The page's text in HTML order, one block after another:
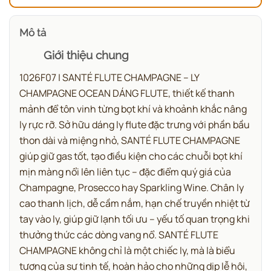
Mô tả
Giới thiệu chung
1026F07 | SANTÉ FLUTE CHAMPAGNE – LY
CHAMPAGNE OCEAN DÁNG FLUTE, thiết kế thanh
mảnh để tôn vinh từng bọt khí và khoảnh khắc nâng
ly rực rỡ.Sở hữu dáng ly flute đặc trưng với phần bầu
thon dài và miệng nhỏ, SANTÉ FLUTE CHAMPAGNE
giúp giữ gas tốt, tạo điều kiện cho các chuỗi bọt khí
mịn màng nổi lên liên tục – đặc điểm quý giá của
Champagne, Prosecco hay Sparkling Wine. Chân ly
cao thanh lịch, dễ cầm nắm, hạn chế truyền nhiệt từ
tay vào ly, giúp giữ lạnh tối ưu – yếu tố quan trọng khi
thưởng thức các dòng vang nổ. SANTÉ FLUTE
CHAMPAGNE không chỉ là một chiếc ly, mà là biểu
tượng của sự tinh tế, hoàn hảo cho những dịp lễ hội,